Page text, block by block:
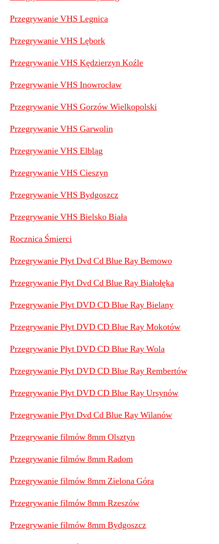
Przegrywanie VHS Legnica
Przegrywanie VHS Lębork
Przegrywanie VHS Kędzierzyn Koźle
Przegrywanie VHS Inowrocław
Przegrywanie VHS Gorzów Wielkopolski
Przegrywanie VHS Garwolin
Przegrywanie VHS Elbląg
Przegrywanie VHS Cieszyn
Przegrywanie VHS Bydgoszcz
Przegrywanie VHS Bielsko Biała
Rocznica Śmierci
Przegrywanie Płyt Dvd Cd Blue Ray Bemowo
Przegrywanie Płyt Dvd Cd Blue Ray Białołęka
Przegrywanie Płyt DVD CD Blue Ray Bielany
Przegrywanie Płyt DVD CD Blue Ray Mokotów
Przegrywanie Płyt DVD CD Blue Ray Wola
Przegrywanie Płyt DVD CD Blue Ray Rembertów
Przegrywanie Płyt DVD CD Blue Ray Ursynów
Przegrywanie Płyt Dvd Cd Blue Ray Wilanów
Przegrywanie filmów 8mm Olsztyn
Przegrywanie filmów 8mm Radom
Przegrywanie filmów 8mm Zielona Góra
Przegrywanie filmów 8mm Rzeszów
Przegrywanie filmów 8mm Bydgoszcz